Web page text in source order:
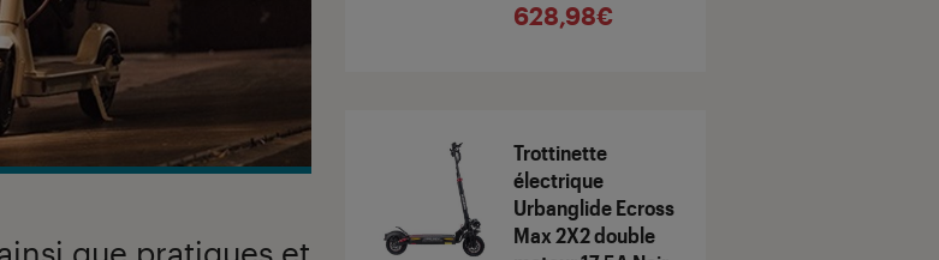
que pratiques et
628,98€
Trottinette
électrique
Urbanglide Ecross
Max 2X2 double